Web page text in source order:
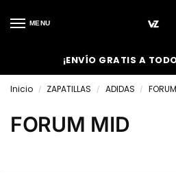
MENU
¡ENVÍO GRATIS A
Inicio / ZAPATILLAS / ADIDAS / FORUM
FORUM MID